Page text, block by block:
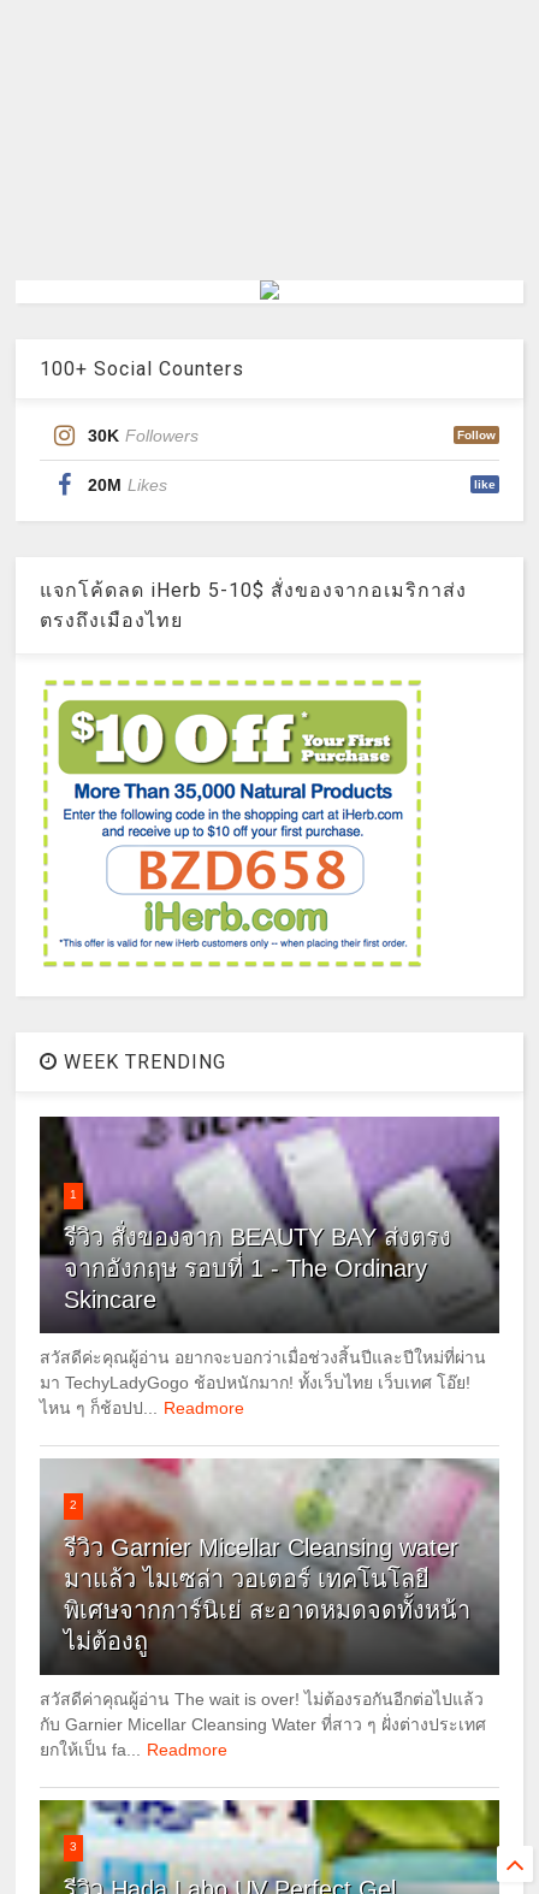
100+ Social Counters
30K Followers Follow
20M Likes like
แจกโค้ดลด iHerb 5-10$ สั่งของจากอเมริกาส่ง
ตรงถึงเมืองไทย
WEEK TRENDING
1
รีวิว สั่งของจาก BEAUTY BAY ส่งตรง
จากอังกฤษ รอบที่ 1 - The Ordinary
Skincare
สวัสดีค่ะคุณผู้อ่าน อยากจะบอกว่าเมื่อช่วงสิ้นปีและปีใหม่ที่ผ่าน
มา TechyLadyGogo ช้อปหนักมาก! ทั้งเว็บไทย เว็บเทศ โอ๊ย!
ไหน ๆ ก็ช้อปป...
Readmore
2
รีวิว Garnier Micellar Cleansing water
มาแล้ว ไมเซล่า วอเตอร์ เทคโนโลยี
พิเศษจากการ์นิเย่ สะอาดหมดจดทั้งหน้า
ไม่ต้องถู
สวัสดีค่าคุณผู้อ่าน The wait is over! ไม่ต้องรอกันอีกต่อไปแล้ว
กับ Garnier Micellar Cleansing Water ที่สาว ๆ ฝั่งต่างประเทศ
ยกให้เป็น fa...
Readmore
3